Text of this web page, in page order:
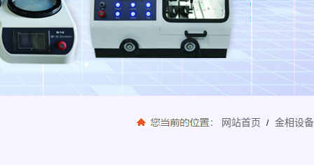
网站首页 / 金相设